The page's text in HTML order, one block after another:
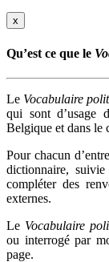
x
Qu’est ce que le
Le Vocabulaire
qui sont d’usage
Belgique et dans le
Pour chacun
dictionnaire,
compléter des
externes.
Le Vocabulaire
ou interrogé par
page.